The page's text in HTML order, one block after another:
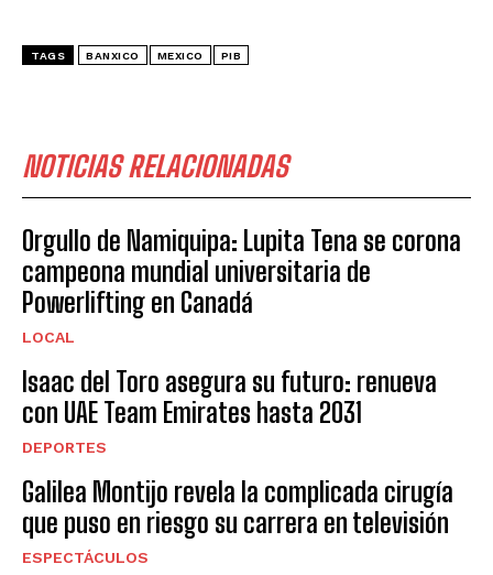
TAGS BANXICO MEXICO PIB
NOTICIAS RELACIONADAS
Orgullo de Namiquipa: Lupita Tena se corona
campeona mundial universitaria de
Powerlifting en Canadá
LOCAL
Isaac del Toro asegura su futuro: renueva
con UAE Team Emirates hasta 2031
DEPORTES
Galilea Montijo revela la complicada cirugía
que puso en riesgo su carrera en televisión
ESPECTÁCULOS